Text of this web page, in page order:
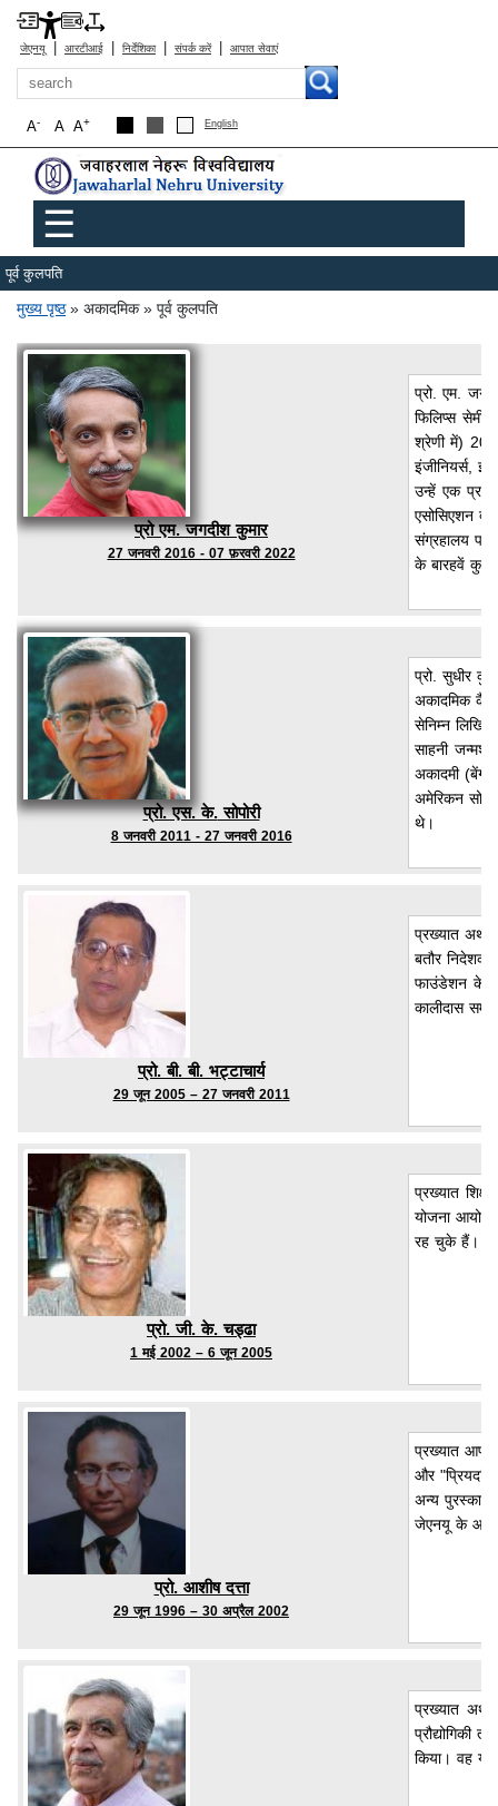
जेएनयू | आरटीआई | निर्देशिका | संपर्क करें | आपात सेवाएं
खोज
A+
A
A- English
Main menu
☰
पूर्व कुलपति
पग चिन्ह
मुख्य पृष्ठ अकादमिक पूर्व कुलपति
प्रो एम. जगदीश कुमार
27 जनवरी 2016 - 07 फ़रवरी 2022
प्रो. एम.
फिलिप्स
श्रेणी में)
इंजीनियर्स,
उन्हें एक
एसोसिएशन
संग्रहालय
के बारहवें
प्रो. एस. के.सोपोरी
8 जनवरी 2011 - 27 जनवरी 2016
प्रो. सुधीर
अकादमिक
सेनिम्न
साहनी
अकादमी
अमेरिकन
थे।
प्रो. बी. बी. भट्टाचार्य
29 जून 2005 – 27 जनवरी 2011
प्रख्यात
बतौर निदेशक
फाउंडेशन के
कालीदास
प्रो. जी. के. चड्ढा
1 मई 2002 – 6 जून 2005
प्रख्यात
योजना
रह चुके हैं।
प्रो. आशीष दत्ता
29 जून 1996 – 30 अप्रैल 2002
प्रख्यात
और
अन्य पुरस्कार
जेएनयू के
प्रख्यात
प्रौद्योगिकी
किया। वह